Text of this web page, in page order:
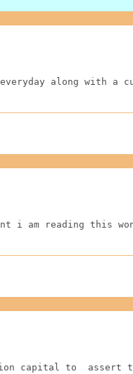
along with a
am reading this
capital to